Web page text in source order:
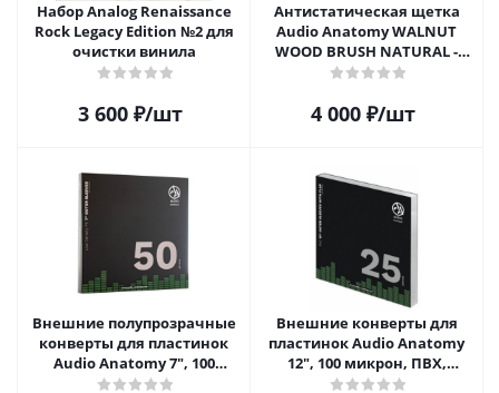
Набор Analog Renaissance
Rock Legacy Edition №2 для
очистки винила
3 600₽/шт
Антистатическая щетка
Audio Anatomy WALNUT
WOOD BRUSH NATURAL -
DELUXE
4 000₽/шт
Внешние полупрозрачные
конверты для пластинок
Audio Anatomy 7", 100
микрон, полиэтилен (50 шт)
Внешние конверты для
пластинок Audio Anatomy
12", 100 микрон, ПВХ,
GATEFOLD (25 шт)